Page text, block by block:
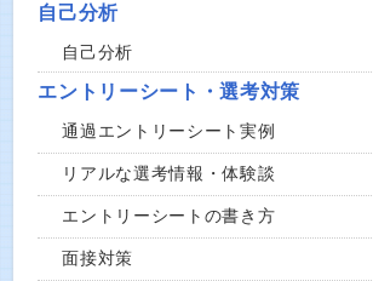
自己分析
自己分析
エントリーシート・選考対策
通過エントリーシート実例
リアルな選考情報・体験談
エントリーシートの書き方
面接対策